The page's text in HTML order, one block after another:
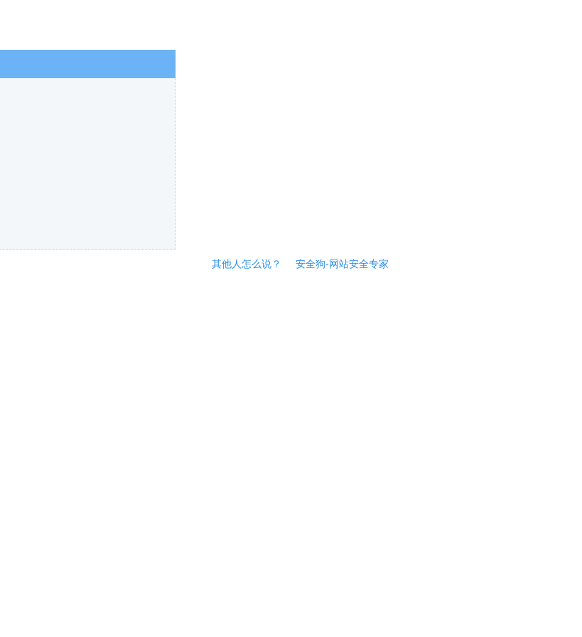
其他人怎么说？ 安全狗-网站安全专家